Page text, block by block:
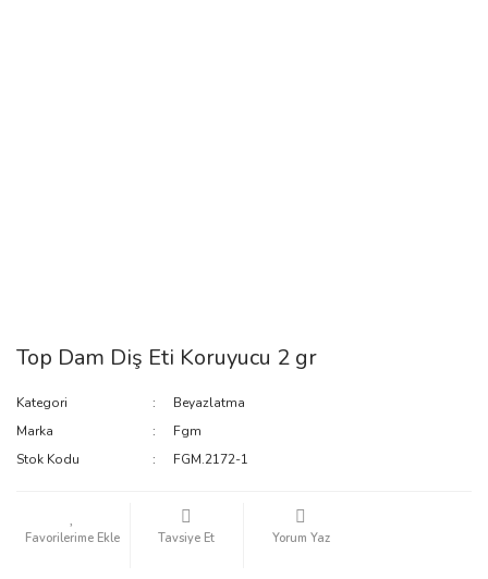
Top Dam Diş Eti Koruyucu 2 gr
Kategori
Beyazlatma
Marka
Fgm
Stok Kodu
FGM.2172-1
Tavsiye Et Yorum Yaz